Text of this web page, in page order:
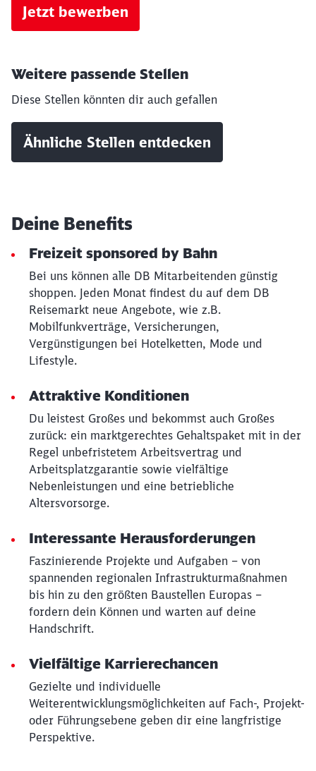
Jetzt bewerben
Weitere passende Stellen
Diese Stellen könnten dir auch gefallen
Ähnliche Stellen entdecken
Deine Benefits
Freizeit sponsored by Bahn
Bei uns können alle DB Mitarbeitenden günstig
shoppen. Jeden Monat findest du auf dem DB
Reisemarkt neue Angebote, wie z.B.
Mobilfunkverträge, Versicherungen,
Vergünstigungen bei Hotelketten, Mode und
Lifestyle.
Attraktive Konditionen
Du leistest Großes und bekommst auch Großes
zurück: ein marktgerechtes Gehaltspaket mit in der
Regel unbefristetem Arbeitsvertrag und
Arbeitsplatzgarantie sowie vielfältige
Nebenleistungen und eine betriebliche
Altersvorsorge.
Interessante Herausforderungen
Faszinierende Projekte und Aufgaben – von
spannenden regionalen Infrastrukturmaßnahmen
bis hin zu den größten Baustellen Europas –
fordern dein Können und warten auf deine
Handschrift.
Vielfältige Karrierechancen
Gezielte und individuelle
Weiterentwicklungsmöglichkeiten auf Fach-, Projekt-
oder Führungsebene geben dir eine langfristige
Perspektive.
Möchten Sie zu
werden?